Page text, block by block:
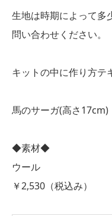
生地は時期によって多
問い合わせください。
キットの中に作り方テ
馬のサーガ(高さ17cm)
◆素材◆
ウール
￥2,530（税込み）